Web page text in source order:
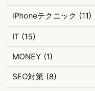
iPhoneテクニック (11)
IT (15)
MONEY (1)
SEO対策 (8)